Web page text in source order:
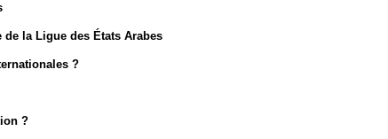
la Ligue des États Arabes
?
?